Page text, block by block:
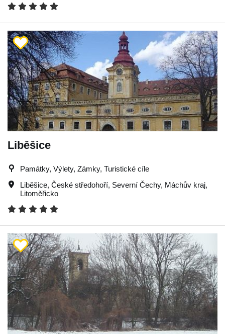
Liběšice
Památky, Výlety, Zámky, Turistické cíle
Liběšice, České středohoří, Severní Čechy, Máchův kraj,
Litoměřicko